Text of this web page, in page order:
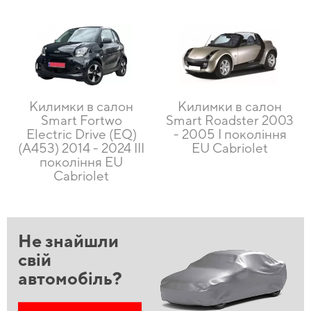
Килимки в салон
Smart Fortwo
Electric Drive (EQ)
(A453) 2014 - 2024 III
покоління EU
Cabriolet
Килимки в салон
Smart Roadster 2003
- 2005 I покоління
EU Cabriolet
Не знайшли
свій
автомобіль?